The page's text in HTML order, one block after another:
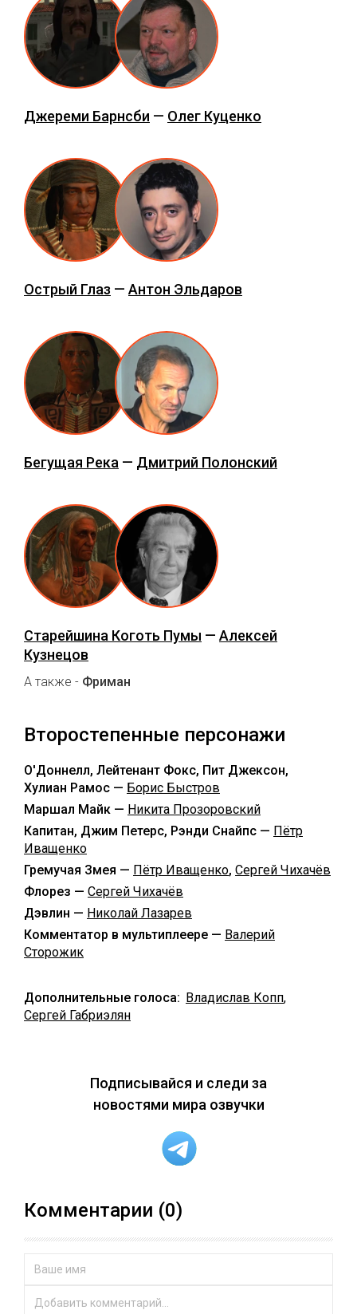
Джереми Барнсби — Олег Куценко
Острый Глаз — Антон Эльдаров
Бегущая Река — Дмитрий Полонский
Старейшина Коготь Пумы — Алексей
Кузнецов
А также - Фриман
Второстепенные персонажи
О'Доннелл, Лейтенант Фокс, Пит Джексон,
Хулиан Рамос — Борис Быстров
Маршал Майк — Никита Прозоровский
Капитан, Джим Петерс, Рэнди Снайпс — Пётр
Иващенко
Гремучая Змея — Пётр Иващенко, Сергей Чихачёв
Флорез — Сергей Чихачёв
Дэвлин — Николай Лазарев
Комментатор в мультиплеере — Валерий
Сторожик
Дополнительные голоса: Владислав Копп,
Сергей Габриэлян
Подписывайся и следи за
новостями мира озвучки
Комментарии (0)